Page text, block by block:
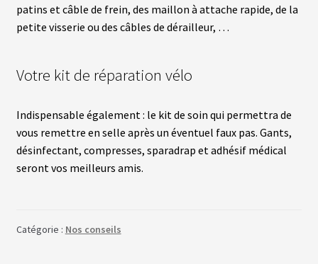
patins et câble de frein, des maillon à attache rapide, de la
petite visserie ou des câbles de dérailleur, …
Votre kit de réparation vélo
Indispensable également : le kit de soin qui permettra de
vous remettre en selle après un éventuel faux pas. Gants,
désinfectant, compresses, sparadrap et adhésif médical
seront vos meilleurs amis.
Catégorie : Nos conseils